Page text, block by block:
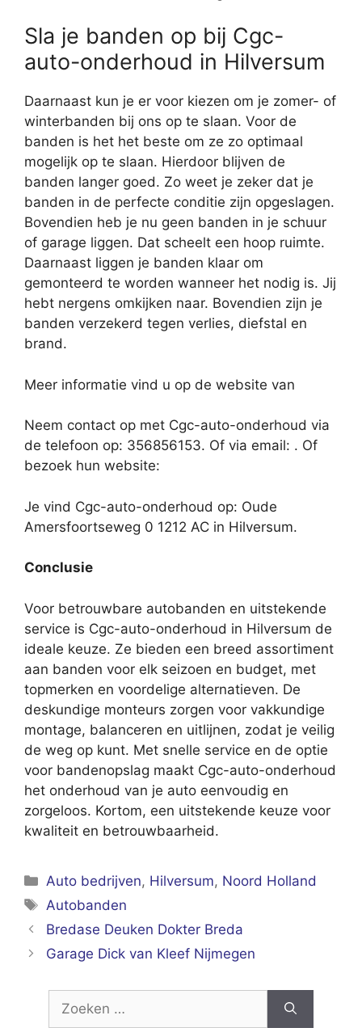
Sla je banden op bij Cgc-
auto-onderhoud in Hilversum
Daarnaast kun je er voor kiezen om je zomer- of
winterbanden bij ons op te slaan. Voor de
banden is het het beste om ze zo optimaal
mogelijk op te slaan. Hierdoor blijven de
banden langer goed. Zo weet je zeker dat je
banden in de perfecte conditie zijn opgeslagen.
Bovendien heb je nu geen banden in je schuur
of garage liggen. Dat scheelt een hoop ruimte.
Daarnaast liggen je banden klaar om
gemonteerd te worden wanneer het nodig is. Jij
hebt nergens omkijken naar. Bovendien zijn je
banden verzekerd tegen verlies, diefstal en
brand.
Meer informatie vind u op de website van
Neem contact op met Cgc-auto-onderhoud via
de telefoon op: 356856153. Of via email: . Of
bezoek hun website:
Je vind Cgc-auto-onderhoud op: Oude
Amersfoortseweg 0 1212 AC in Hilversum.
Conclusie
Voor betrouwbare autobanden en uitstekende
service is Cgc-auto-onderhoud in Hilversum de
ideale keuze. Ze bieden een breed assortiment
aan banden voor elk seizoen en budget, met
topmerken en voordelige alternatieven. De
deskundige monteurs zorgen voor vakkundige
montage, balanceren en uitlijnen, zodat je veilig
de weg op kunt. Met snelle service en de optie
voor bandenopslag maakt Cgc-auto-onderhoud
het onderhoud van je auto eenvoudig en
zorgeloos. Kortom, een uitstekende keuze voor
kwaliteit en betrouwbaarheid.
Categorieën
Auto bedrijven, Hilversum, Noord Holland
Tags
Autobanden
Bredase Deuken Dokter Breda
Garage Dick van Kleef Nijmegen
naar: